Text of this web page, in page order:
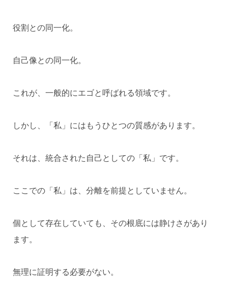
役割との同一化。
自己像との同一化。
これが、一般的にエゴと呼ばれる領域です。
しかし、「私」にはもうひとつの質感があります。
それは、統合された自己としての「私」です。
ここでの「私」は、分離を前提としていません。
個として存在していても、その根底には静けさがあり
ます。
無理に証明する必要がない。